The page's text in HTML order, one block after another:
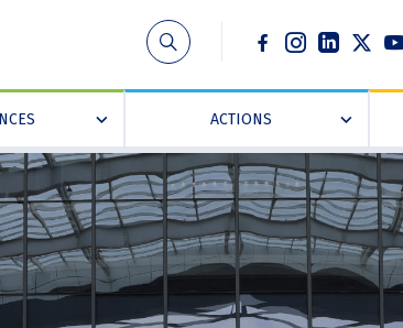
Social
» ACTIONS »